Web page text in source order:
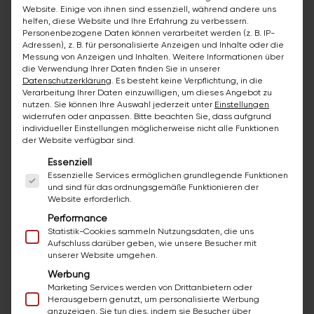
30 years of experience in restroom
renovation
Free consultation on site
One contact for all questions
Our Methods
Painting Tiles
Wall Panels
Joint Renewal
Website. Einige von ihnen sind essenziell, während andere uns
helfen, diese Website und Ihre Erfahrung zu verbessern.
Personenbezogene Daten können verarbeitet werden (z. B. IP-
Adressen), z. B. für personalisierte Anzeigen und Inhalte oder die
Messung von Anzeigen und Inhalten. Weitere Informationen über
die Verwendung Ihrer Daten finden Sie in unserer
Datenschutzerklärung. Es besteht keine Verpflichtung, in die
Verarbeitung Ihrer Daten einzuwilligen, um dieses Angebot zu
nutzen. Sie können Ihre Auswahl jederzeit unter Einstellungen
widerrufen oder anpassen. Bitte beachten Sie, dass aufgrund
individueller Einstellungen möglicherweise nicht alle Funktionen
der Website verfügbar sind.
Es folgt eine Liste der Service-Gruppen, für die
Essenziell
Essenzielle Services ermöglichen grundlegende Funktionen
und sind für das ordnungsgemäße Funktionieren der
Website erforderlich.
Performance
Statistik-Cookies sammeln Nutzungsdaten, die uns
Aufschluss darüber geben, wie unsere Besucher mit
unserer Website umgehen.
Werbung
Marketing Services werden von Drittanbietern oder
Herausgebern genutzt, um personalisierte Werbung
anzuzeigen. Sie tun dies, indem sie Besucher über